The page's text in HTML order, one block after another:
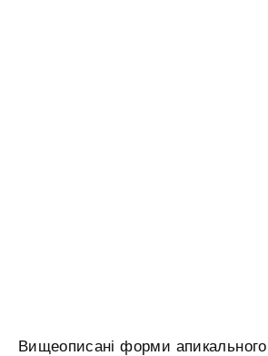
Вищеописані форми апикального